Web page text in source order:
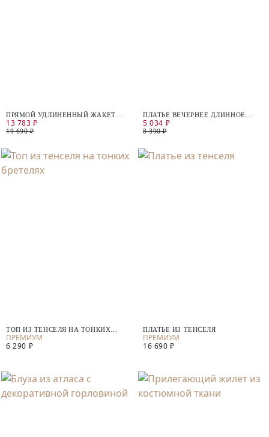
ПРЯМОЙ УДЛИНЕННЫЙ ЖАКЕТ
БЕЗ ЗАСТЕЖКИ
13 783 ₽
19 690 ₽
ПЛАТЬЕ ВЕЧЕРНЕЕ ДЛИННОЕ
ОТКРЫТОЕ
5 034 ₽
8 390 ₽
ТОП ИЗ ТЕНСЕЛЯ НА ТОНКИХ
БРЕТЕЛЯХ
6 290 ₽
ПЛАТЬЕ ИЗ ТЕНСЕЛЯ
16 690 ₽